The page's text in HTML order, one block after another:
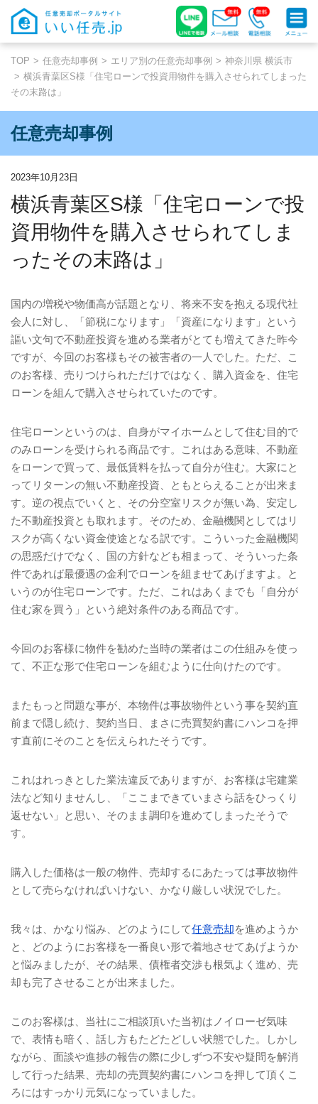
TOP 任意売却事例 エリア別の任意売却事例
神奈川県 横浜市
横浜青葉区S様「住宅ローンで投資用物件を購入させられてしまった
その末路は」
任意売却事例
2023年10月23日
横浜青葉区S様「住宅ローンで投
資用物件を購入させられてしま
ったその末路は」
国内の増税や物価高が話題となり、将来不安を抱える現代社
会人に対し、「節税になります」「資産になります」という
謳い文句で不動産投資を進める業者がとても増えてきた昨今
ですが、今回のお客様もその被害者の一人でした。ただ、こ
のお客様、売りつけられただけではなく、購入資金を、住宅
ローンを組んで購入させられていたのです。
住宅ローンというのは、自身がマイホームとして住む目的で
のみローンを受けられる商品です。これはある意味、不動産
をローンで買って、最低賃料を払って自分が住む。大家にと
ってリターンの無い不動産投資、ともとらえることが出来ま
す。逆の視点でいくと、その分空室リスクが無い為、安定し
た不動産投資とも取れます。そのため、金融機関としてはリ
スクが高くない資金使途となる訳です。こういった金融機関
の思惑だけでなく、国の方針なども相まって、そういった条
件であれば最優遇の金利でローンを組ませてあげますよ。と
いうのが住宅ローンです。ただ、これはあくまでも「自分が
住む家を買う」という絶対条件のある商品です。
今回のお客様に物件を勧めた当時の業者はこの仕組みを使っ
て、不正な形で住宅ローンを組むように仕向けたのです。
またもっと問題な事が、本物件は事故物件という事を契約直
前まで隠し続け、契約当日、まさに売買契約書にハンコを押
す直前にそのことを伝えられたそうです。
これはれっきとした業法違反でありますが、お客様は宅建業
法など知りませんし、「ここまできていまさら話をひっくり
返せない」と思い、そのまま調印を進めてしまったそうで
す。
購入した価格は一般の物件、売却するにあたっては事故物件
として売らなければいけない、かなり厳しい状況でした。
我々は、かなり悩み、どのようにして任意売却を進めようか
と、どのようにお客様を一番良い形で着地させてあげようか
と悩みましたが、その結果、債権者交渉も根気よく進め、売
却も完了させることが出来ました。
このお客様は、当社にご相談頂いた当初はノイローゼ気味
で、表情も暗く、話し方もたどたどしい状態でした。しかし
ながら、面談や進捗の報告の際に少しずつ不安や疑問を解消
して行った結果、売却の売買契約書にハンコを押して頂くこ
ろにはすっかり元気になっていました。